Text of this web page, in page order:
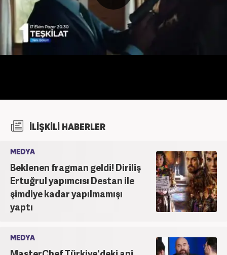
İLİŞKİLİ HABERLER
MEDYA
Beklenen fragman geldi! Diriliş
Ertuğrul yapımcısı Destan ile
şimdiye kadar yapılmamışı
yaptı
MEDYA